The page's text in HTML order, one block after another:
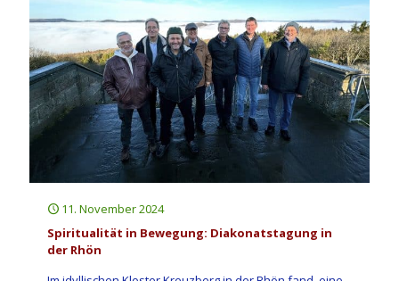
11. November 2024
Spiritualität in Bewegung: Diakonatstagung in
der Rhön